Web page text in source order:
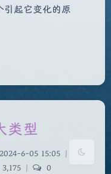
浅阴影 深阴影
日落 暗化
引起它变化的原
类型
2024-6-05 15:05 |
3,175 |
0